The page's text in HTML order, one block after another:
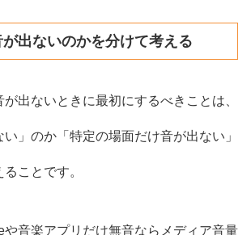
が出ないのかを分けて考える
出ないときに最初にするべきことは、
い」のか「特定の場面だけ音が出ない」
ことです。
や音楽アプリだけ無音ならメディア音量